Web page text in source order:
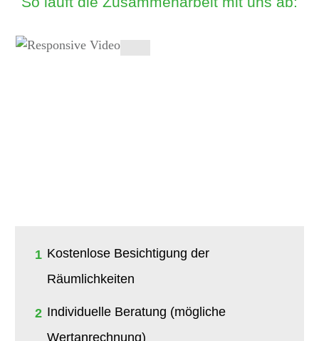
1 Kostenlose Besichtigung der
Räumlichkeiten
2 Individuelle Beratung (mögliche
Wertanrechnung)